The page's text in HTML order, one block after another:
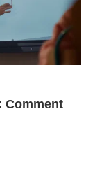
Comment